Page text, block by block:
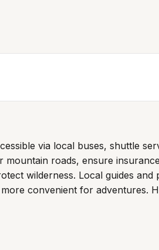
via local buses, shuttle
roads, ensure
wilderness. Local guides
convenient for adventures.